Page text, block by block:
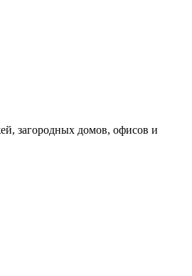
загородных домов, офисов и